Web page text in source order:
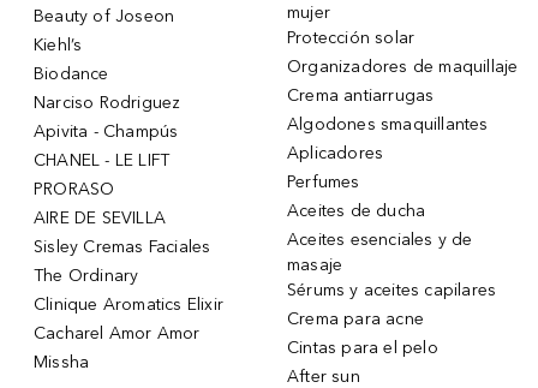
Beauty of Joseon
Kiehl’s
Biodance
Narciso Rodriguez
Apivita - Champús
CHANEL - LE LIFT
PRORASO
AIRE DE SEVILLA
Sisley Cremas Faciales
The Ordinary
Clinique Aromatics Elixir
Cacharel Amor Amor
Missha
mujer
Protección solar
Organizadores de maquillaje
Crema antiarrugas
Algodones smaquillantes
Aplicadores
Perfumes
Aceites de ducha
Aceites esenciales y de
masaje
Sérums y aceites capilares
Crema para acne
Cintas para el pelo
After sun